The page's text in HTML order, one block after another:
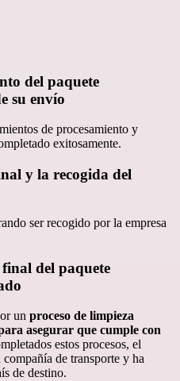
del paquete
su envío
de procesamiento y
exitosamente.
y la recogida del
ser recogido por la empresa
del paquete
un proceso de limpieza
asegurar que cumple con
estos procesos, el
de transporte y ha
de destino.